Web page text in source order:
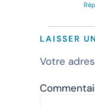
LAISSER
Votre